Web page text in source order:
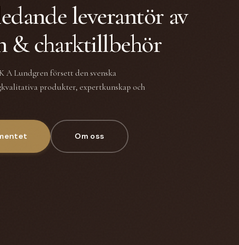
leverantör av
& charktillbehör
A Lundgren försett den svenska
produkter, expertkunskap och
Om oss